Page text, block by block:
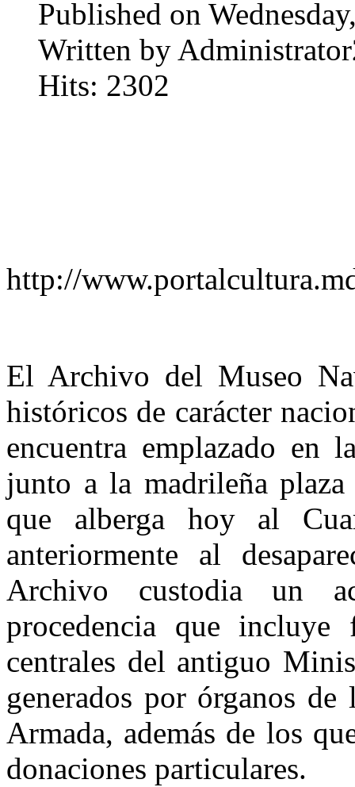
Published on
Written by
Hits: 2302
http://
El Archivo del Museo
históricos de carácter
encuentra emplazado en
junto a la madrileña
que alberga hoy al
anteriormente al
Archivo custodia un
procedencia que incluye
centrales del antiguo
generados por órganos
Armada, además de los
donaciones particulares.